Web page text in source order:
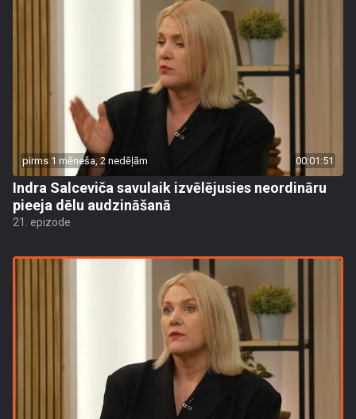
pirms 1 mēneša, 2 nedēļām 00:01:51
Indra Salceviča savulaik izvēlējusies neordināru
pieeja dēlu audzināšanā
21. epizode